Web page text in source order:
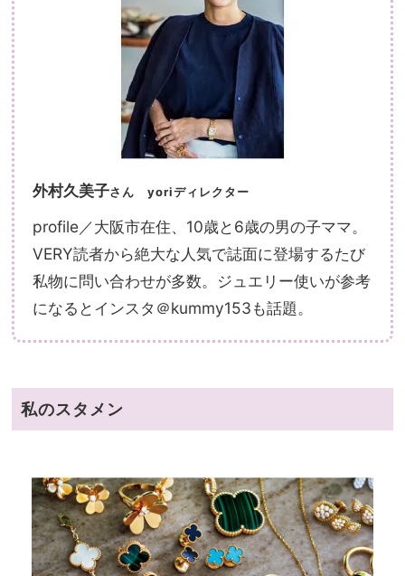
外村久美子さん yoriディレクター
profile／大阪市在住、10歳と6歳の男の子ママ。
VERY読者から絶大な人気で誌面に登場するたび
私物に問い合わせが多数。ジュエリー使いが参考
になるとインスタ＠kummy153も話題。
私のスタメン